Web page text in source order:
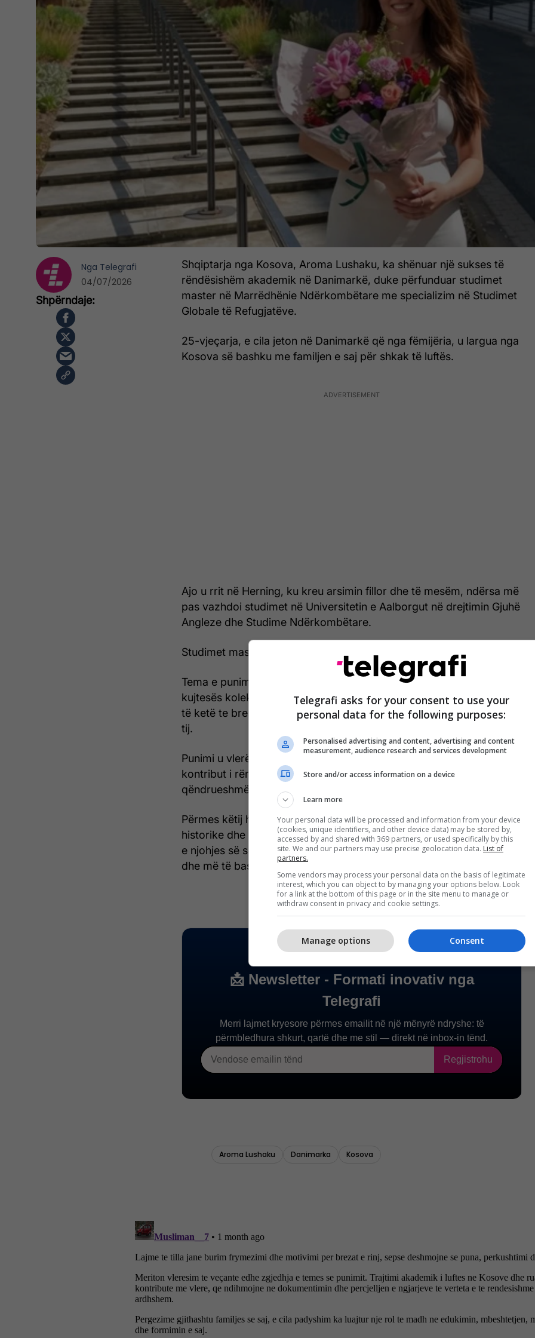
Shqiptarja nga Kosova, Aroma Lushaku, ka shënuar një sukses të
rëndësishëm akademik në Danimarkë, duke përfunduar studimet
master në Marrëdhënie Ndërkombëtare me specializim në Studimet
Globale të Refugjatëve.
25-vjeçarja, e cila jeton në Danimarkë që nga fëmijëria, u largua nga
Kosova së bashku me familjen e saj për shkak të luftës.
Ajo u rrit në Herning, ku kreu arsimin fillor dhe të mesëm, ndërsa më
pas vazhdoi studimet në Universitetin e Aalborgut në drejtimin Gjuhë
Angleze dhe Studime Ndërkombëtare.
Studimet master i përfundoi në Kopenhagë.
Tema e punimit të saj të masterit iu kushtua luftës në Kosovë dhe
kujtesës kolektive të saj, duke trajtuar ndikimin që konflikti vazhdon
të ketë te brezat që e përjetuan dhe te ata që trashëgojnë kujtimet e
tij.
Punimi u vlerësua me notën maksimale dhe u konsiderua një
kontribut i rëndësishëm akademik mbi historinë, identitetin dhe
qëndrueshmërinë e popullit shqiptar.
Përmes këtij hulumtimi, Aroma Lushaku synon të ruajë kujtesën
historike dhe të ndërtojë ura mes brezave, duke theksuar rëndësinë
e njohjes së së kaluarës për ndërtimin e një të ardhmeje më të fortë
dhe më të bashkuar./Telegrafi/
Nga Telegrafi
04/07/2026
Telegrafi asks for your consent to use your
personal data for the following purposes:
Personalised advertising and content, advertising and content
measurement, audience research and services development
Store and/or access information on a device
Learn more
Your personal data will be processed and information from your device
(cookies, unique identifiers, and other device data) may be stored by,
accessed by and shared with 369 partners, or used specifically by this
site. We and our partners may use precise geolocation data. List of
partners.
Some vendors may process your personal data on the basis of legitimate
interest, which you can object to by managing your options below. Look
for a link at the bottom of this page or in the site menu to manage or
withdraw consent in privacy and cookie settings.
Consent
Manage options